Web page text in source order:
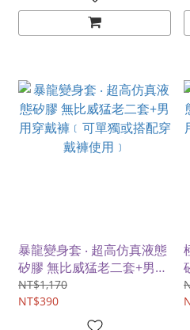
暴龍變身套 ‧ 超高仿真液態
矽膠 無比威猛老二套+男用
穿戴褲﹝可單獨或搭配穿戴
褲使用﹞
NT$1,170
NT$390